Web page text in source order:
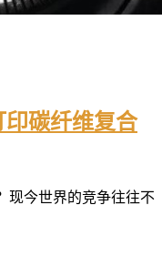
印碳纤维复合
现今世界的竞争往往不